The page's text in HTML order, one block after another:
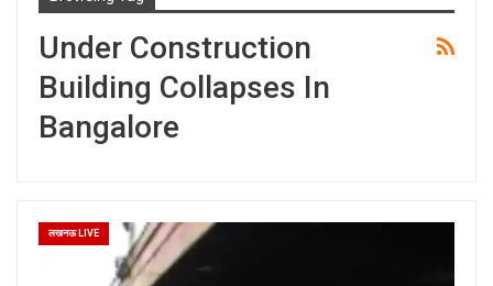
Under Construction
Building Collapses In
Bangalore
लखनऊ LIVE